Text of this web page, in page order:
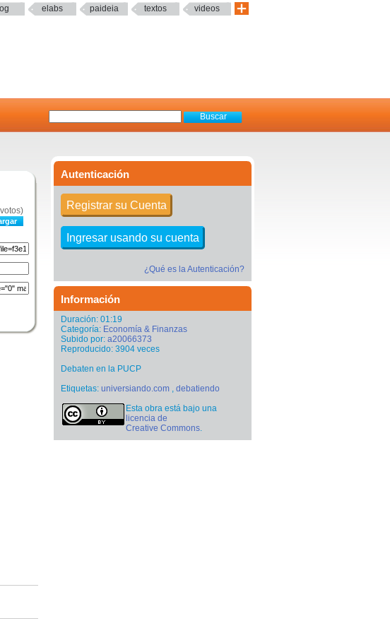
elabs paideia textos videos
Autenticación
Registrar su Cuenta
Ingresar usando su cuenta
¿Qué es la Autenticación?
Información
Duración: 01:19
Categoría: Economía & Finanzas
Subido por: a20066373
Reproducido: 3904 veces
Debaten en la PUCP
Etiquetas: universiando.com , debatiendo
Esta obra está bajo una
licencia de
Creative Commons.